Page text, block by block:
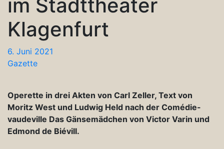
im Stadttheater
Klagenfurt
6. Juni 2021
Gazette
Operette in drei Akten von Carl Zeller, Text von
Moritz West und Ludwig Held nach der Comédie-
vaudeville Das Gänsemädchen von Victor Varin und
Edmond de Biévill.